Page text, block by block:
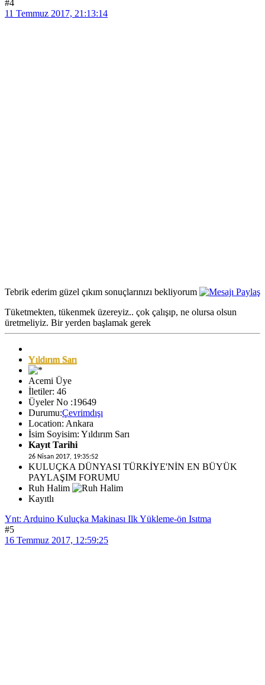
#4
11 Temmuz 2017, 21:13:14
Tebrik ederim güzel çıkım sonuçlarınızı bekliyorum
Tüketmekten, tükenmek üzereyiz.. çok çalışıp, ne olursa olsun
üretmeliyiz. Bir yerden başlamak gerek
Yıldırım Sarı
Acemi Üye
İletiler: 46
Üyeler No :19649
Durumu:Çevrimdışı
Location: Ankara
İsim Soyisim: Yıldırım Sarı
Kayıt Tarihi
26 Nisan 2017, 19:35:52
KULUÇKA DÜNYASI TÜRKİYE'NİN EN BÜYÜK
PAYLAŞIM FORUMU
Ruh Halim
Kayıtlı
Ynt: Arduino Kuluçka Makinası Ilk Yükleme-ön Isıtma
#5
16 Temmuz 2017, 12:59:25